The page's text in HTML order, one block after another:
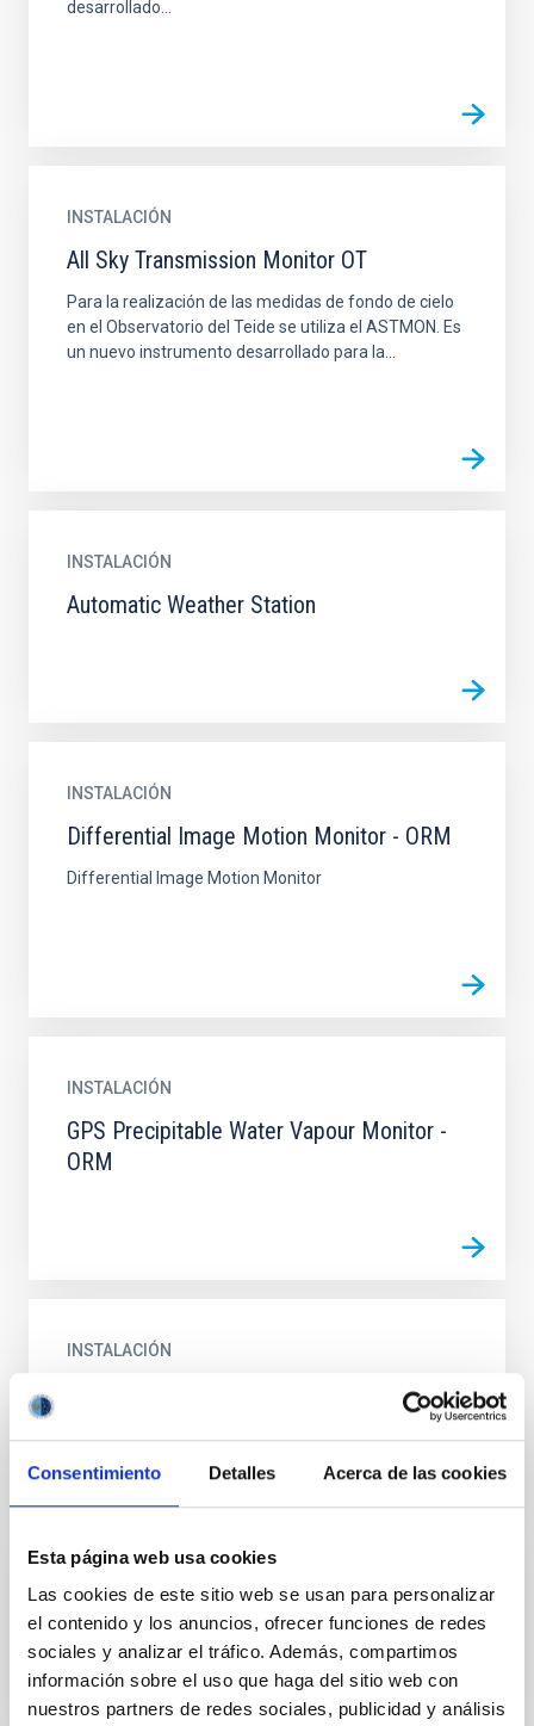
Consentimiento Detalles Acerca de las cookies
Esta página web usa cookies
Las cookies de este sitio web se usan para personalizar
el contenido y los anuncios, ofrecer funciones de redes
sociales y analizar el tráfico. Además, compartimos
información sobre el uso que haga del sitio web con
nuestros partners de redes sociales, publicidad y análisis
desarrollado...
INSTALACIÓN
All Sky Transmission Monitor OT
Para la realización de las medidas de fondo de cielo
en el Observatorio del Teide se utiliza el ASTMON. Es
un nuevo instrumento desarrollado para la...
INSTALACIÓN
Automatic Weather Station
INSTALACIÓN
Differential Image Motion Monitor - ORM
Differential Image Motion Monitor
INSTALACIÓN
GPS Precipitable Water Vapour Monitor -
ORM
INSTALACIÓN
Light Detection and Ranging